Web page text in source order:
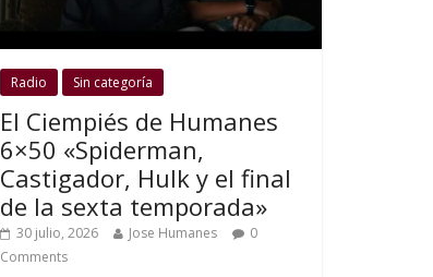
Radio Sin categoría
El Ciempiés de Humanes
6×50 «Spiderman,
Castigador, Hulk y el final
de la sexta temporada»
30 julio, 2026 Jose Humanes
0
Comments